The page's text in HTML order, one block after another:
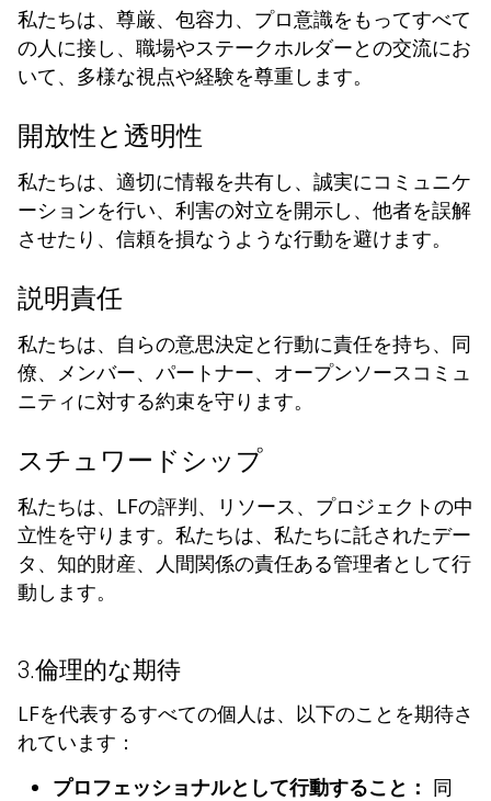
私たちは、尊厳、包容力、プロ意識をもってすべて
の人に接し、職場やステークホルダーとの交流にお
いて、多様な視点や経験を尊重します。
開放性と透明性
私たちは、適切に情報を共有し、誠実にコミュニケ
ーションを行い、利害の対立を開示し、他者を誤解
させたり、信頼を損なうような行動を避けます。
説明責任
私たちは、自らの意思決定と行動に責任を持ち、同
僚、メンバー、パートナー、オープンソースコミュ
ニティに対する約束を守ります。
スチュワードシップ
私たちは、LFの評判、リソース、プロジェクトの中
立性を守ります。私たちは、私たちに託されたデー
タ、知的財産、人間関係の責任ある管理者として行
動します。
3.倫理的な期待
LFを代表するすべての個人は、以下のことを期待さ
れています：
プロフェッショナルとして行動すること： 同